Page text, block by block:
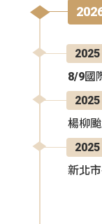
2025
8/9國
2025
楊柳
2025
新北